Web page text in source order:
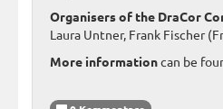
Organisers of the DraCor
Laura Untner, Frank Fischer
More informationcan be